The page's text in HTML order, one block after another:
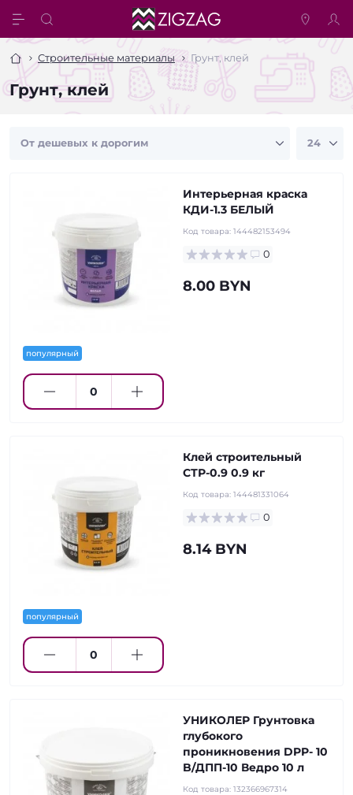
Строительные материалы Грунт, клей
Грунт, клей
популярный
Интерьерная краска
КДИ-1.3 БЕЛЫЙ
Код товара: 144482153494
0
8.00 BYN
популярный
Клей строительный
СТР-0.9 0.9 кг
Код товара: 144481331064
0
8.14 BYN
УНИКОЛЕР Грунтовка
глубокого
проникновения DPP- 10
B/ДПП-10 Ведро 10 л
Код товара: 132366967314